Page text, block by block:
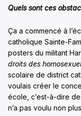
Quels sont ces
Ça a commencé à
catholique Sainte-
posters du militant
droits des
scolaire de district
voulais créer le
école, c’est-à-dire
n’a pas voulu non